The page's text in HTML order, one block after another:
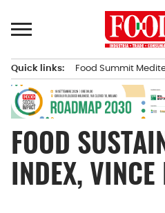
al
principale
Quick links: Food Summit
FOOD
INDEX,